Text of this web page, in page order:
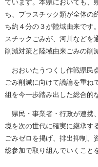
ています。本県においても、
ち、プラスチック類が全体の
ち約４分の３が陸域由来です
スチックごみが、河川などを
削減対策と陸域由来ごみの削
おおいたうつくし作戦県民
ごみ削減に向けて議論を重ね
組を今一歩踏み出した総合的
県民・事業者・行政が連携
境を次の世代に確実に継承す
ごみゼロを掲げ、排出抑制、
総参加で取り組んでいくこと